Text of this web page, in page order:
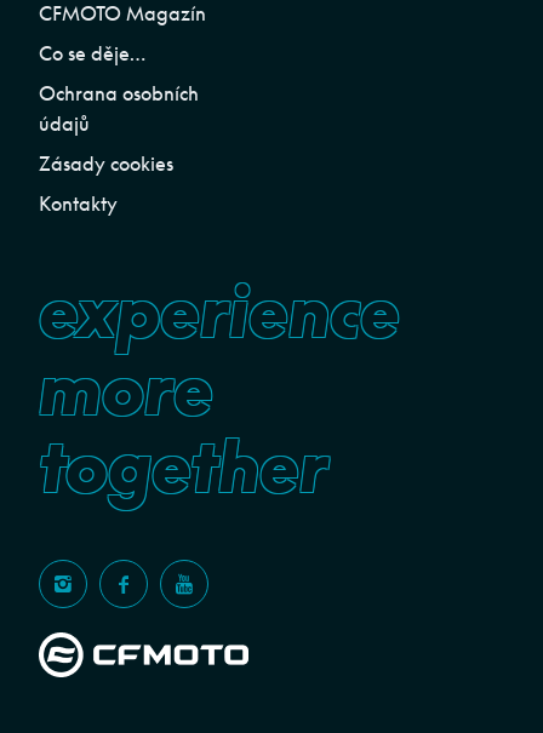
CFMOTO Magazín
Co se děje…
Ochrana osobních
údajů
Zásady cookies
Kontakty
experience
more
together